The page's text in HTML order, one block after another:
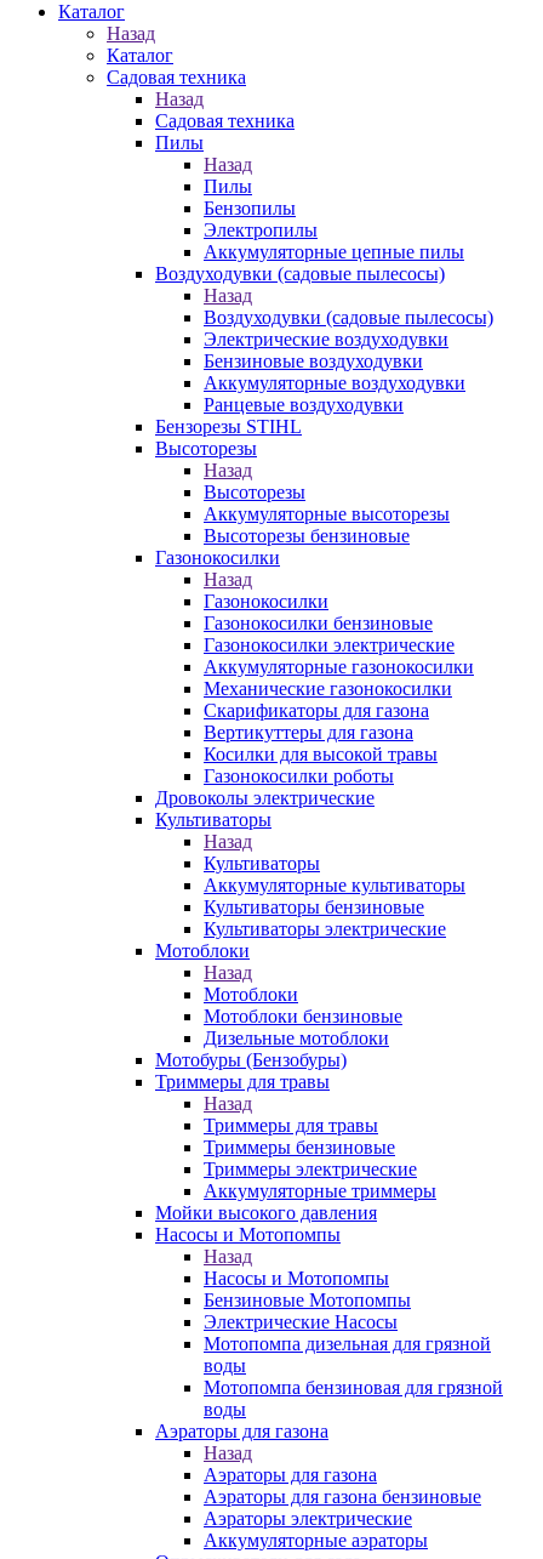
Каталог
Назад
Каталог
Садовая техника
Назад
Садовая техника
Пилы
Назад
Пилы
Бензопилы
Электропилы
Аккумуляторные цепные пилы
Воздуходувки (садовые пылесосы)
Назад
Воздуходувки (садовые пылесосы)
Электрические воздуходувки
Бензиновые воздуходувки
Аккумуляторные воздуходувки
Ранцевые воздуходувки
Бензорезы STIHL
Высоторезы
Назад
Высоторезы
Аккумуляторные высоторезы
Высоторезы бензиновые
Газонокосилки
Назад
Газонокосилки
Газонокосилки бензиновые
Газонокосилки электрические
Аккумуляторные газонокосилки
Механические газонокосилки
Скарификаторы для газона
Вертикуттеры для газона
Косилки для высокой травы
Газонокосилки роботы
Дровоколы электрические
Культиваторы
Назад
Культиваторы
Аккумуляторные культиваторы
Культиваторы бензиновые
Культиваторы электрические
Мотоблоки
Назад
Мотоблоки
Мотоблоки бензиновые
Дизельные мотоблоки
Мотобуры (Бензобуры)
Триммеры для травы
Назад
Триммеры для травы
Триммеры бензиновые
Триммеры электрические
Аккумуляторные триммеры
Мойки высокого давления
Насосы и Мотопомпы
Назад
Насосы и Мотопомпы
Бензиновые Мотопомпы
Электрические Насосы
Мотопомпа дизельная для грязной
воды
Мотопомпа бензиновая для грязной
воды
Аэраторы для газона
Назад
Аэраторы для газона
Аэраторы для газона бензиновые
Аэраторы электрические
Аккумуляторные аэраторы